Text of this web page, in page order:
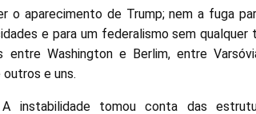
o aparecimento de Trump; nem a fuga
e para um federalismo sem qualquer
entre Washington e Berlim, entre
e uns.
instabilidade tomou conta das